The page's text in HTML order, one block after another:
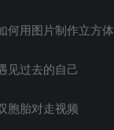
何用图片制作立方体
见过去的自己
胞胎对走视频